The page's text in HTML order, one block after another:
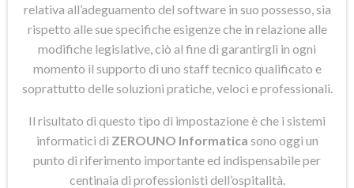
relativa all’adeguamento del software in suo possesso, sia
rispetto alle sue specifiche esigenze che in relazione alle
modifiche legislative, ciò al fine di garantirgli in ogni
momento il supporto di uno staff tecnico qualificato e
soprattutto delle soluzioni pratiche, veloci e professionali.
Il risultato di questo tipo di impostazione è che i sistemi
informatici di ZEROUNO Informatica sono oggi un
punto di riferimento importante ed indispensabile per
centinaia di professionisti dell’ospitalità.